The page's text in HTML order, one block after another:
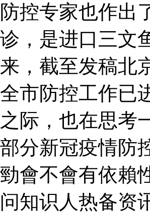
防控专家也作出
诊，是进口三文
来，截至发稿北
全市防控工作已
之际，也在思
部分新冠疫情防
勁會不會有依賴
问知识人热备资